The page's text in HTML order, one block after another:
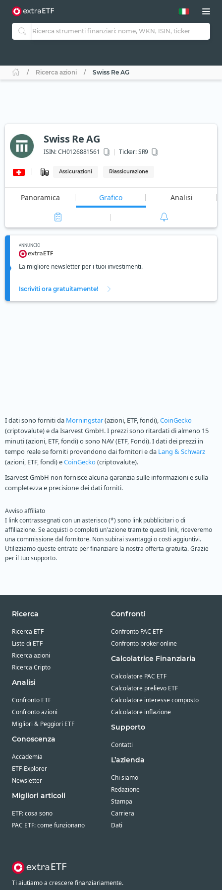
Ricerca azioni Swiss Re AG
Swiss Re AG
ISIN:CH0126881561 Ticker:SR9
Assicurazioni Riassicurazione
Panoramica Grafico Analisi
ANNUNCIO
La migliore newsletter per i tuoi investimenti.
Iscriviti ora gratuitamente!
I dati sono forniti da Morningstar(azioni, ETF, fondi),CoinGecko
(criptovalute) e da Isarvest GmbH. I prezzi sono ritardati di almeno 15
minuti (azioni, ETF, fondi) o sono NAV (ETF, Fondi). I dati dei prezzi in
tempo reale se forniti provendono dai fornitori e da Lang & Schwarz
(azioni, ETF, fondi) eCoinGecko(criptovalute).
Isarvest GmbH non fornisce alcuna garanzia sulle informazioni e sulla
completezza e precisione dei dati forniti.
Avviso affiliato
I link contrassegnati con un asterisco (*) sono link pubblicitari o di
affiliazione. Se acquisti o completi un'azione tramite questi link, riceveremo
una commissione dal fornitore. Non subirai svantaggi o costi aggiuntivi.
Utilizziamo queste entrate per finanziare la nostra offerta gratuita. Grazie
per il tuo supporto.
Ricerca
Ricerca ETF
Liste di ETF
Ricerca azioni
Ricerca Cripto
Analisi
Confronto ETF
Confronto azioni
Migliori & Peggiori ETF
Conoscenza
Accademia
ETF-Explorer
Newsletter
Migliori articoli
ETF: cosa sono
PAC ETF: come funzionano
Confronti
Confronto PAC ETF
Confronto broker online
Calcolatrice Finanziaria
Calcolatore PAC ETF
Calcolatore prelievo ETF
Calcolatore interesse composto
Calcolatore inflazione
Supporto
Contatti
L’azienda
Chi siamo
Redazione
Stampa
Carriera
Dati
Ti aiutiamo a crescere finanziariamente.